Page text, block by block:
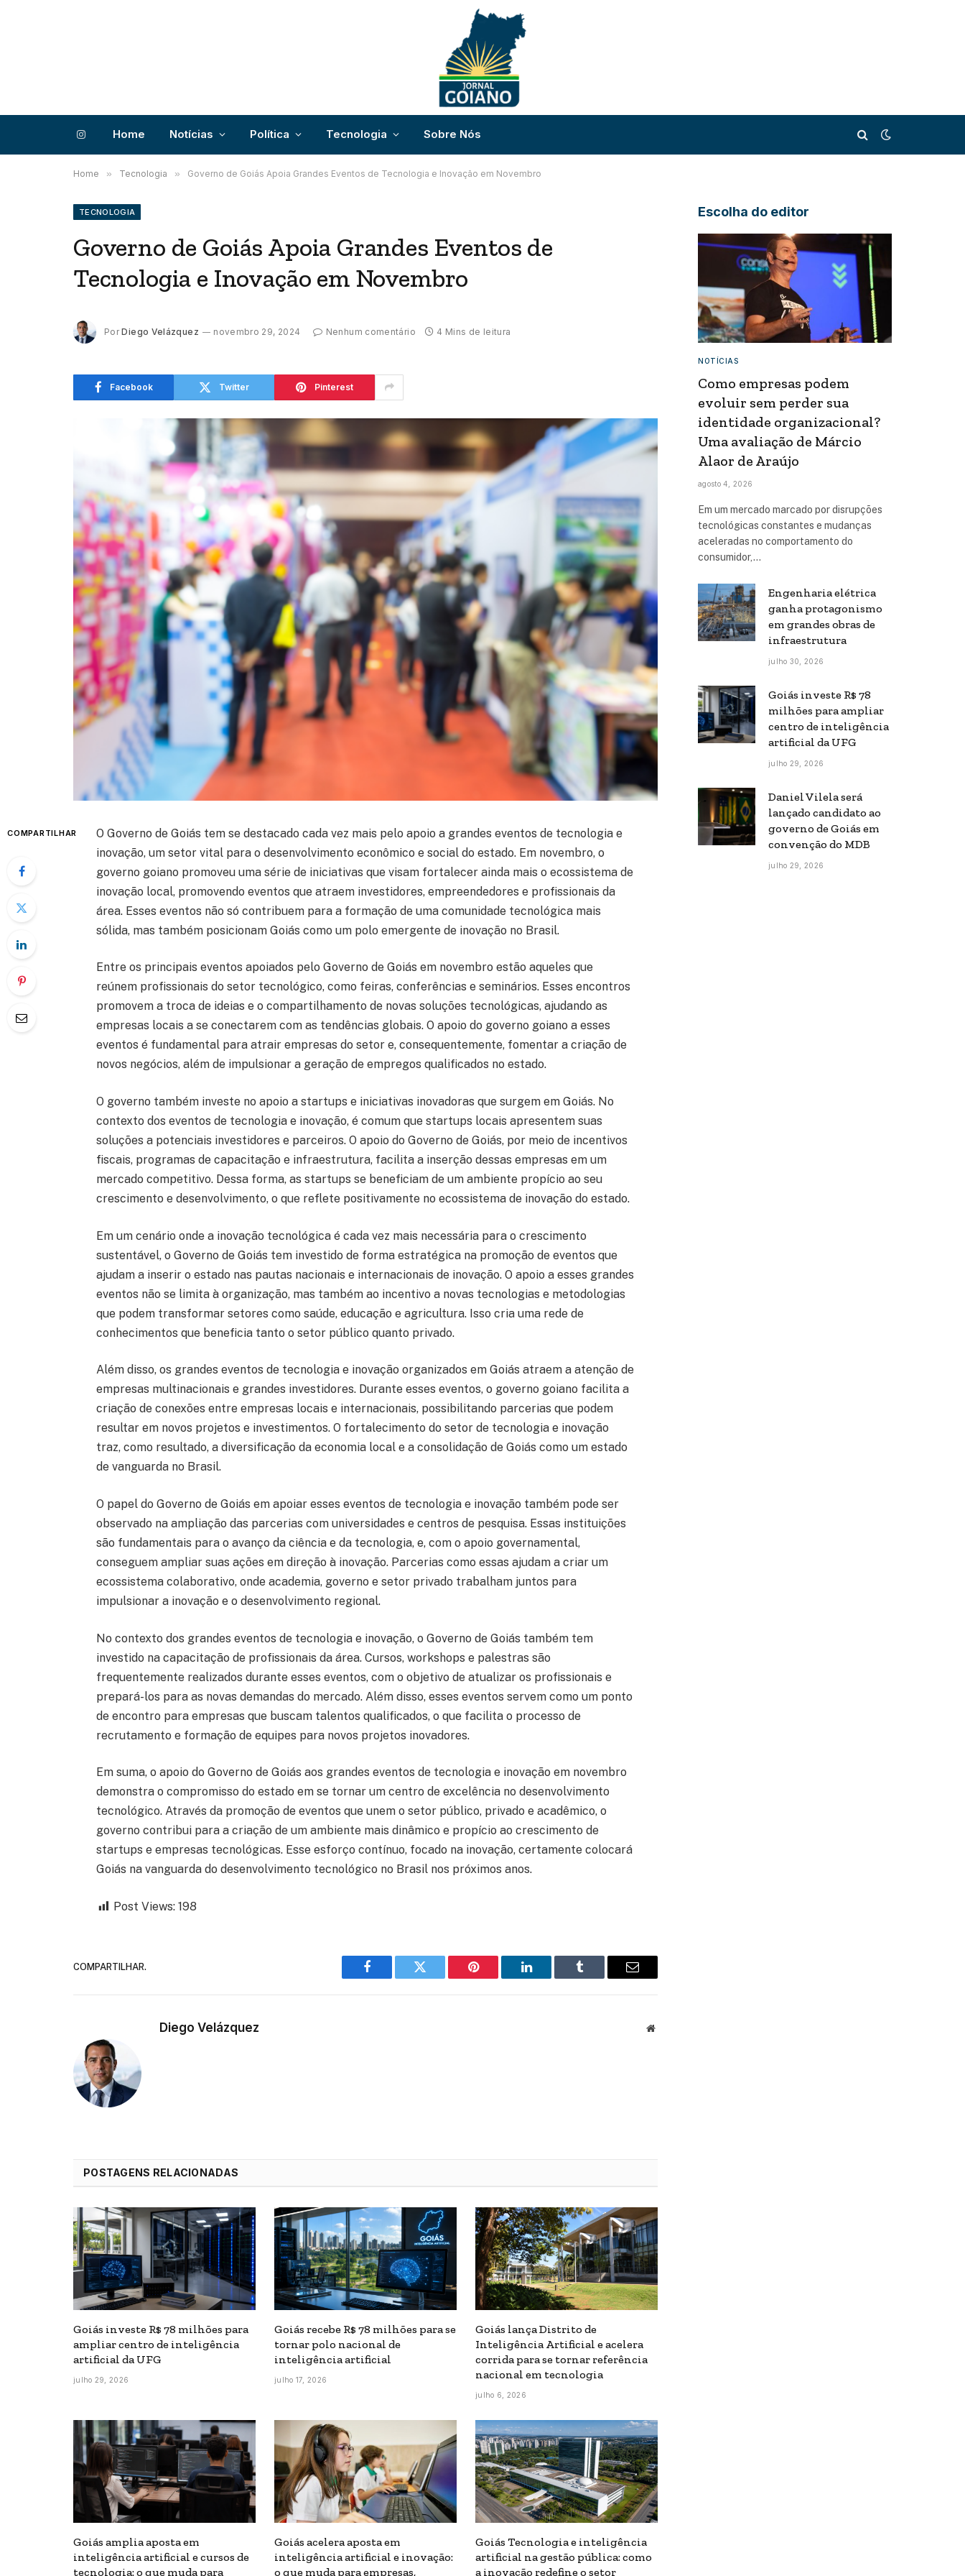
InstagramHome Notícias Política Tecnologia Sobre Nós
Home » Tecnologia » Governo de Goiás Apoia Grandes Eventos de Tecnologia e Inovação em Novembro
TECNOLOGIA
Governo de Goiás Apoia Grandes Eventos de
Tecnologia e Inovação em Novembro
Por Diego Velázquez novembro 29, 2024 Nenhum comentário 4 Mins de leitura
Facebook Twitter Pinterest
COMPARTILHAR
O Governo de Goiás tem se destacado cada vez mais pelo apoio a grandes eventos de tecnologia e
inovação, um setor vital para o desenvolvimento econômico e social do estado. Em novembro, o
governo goiano promoveu uma série de iniciativas que visam fortalecer ainda mais o ecossistema de
inovação local, promovendo eventos que atraem investidores, empreendedores e profissionais da
área. Esses eventos não só contribuem para a formação de uma comunidade tecnológica mais
sólida, mas também posicionam Goiás como um polo emergente de inovação no Brasil.
Entre os principais eventos apoiados pelo Governo de Goiás em novembro estão aqueles que
reúnem profissionais do setor tecnológico, como feiras, conferências e seminários. Esses encontros
promovem a troca de ideias e o compartilhamento de novas soluções tecnológicas, ajudando as
empresas locais a se conectarem com as tendências globais. O apoio do governo goiano a esses
eventos é fundamental para atrair empresas do setor e, consequentemente, fomentar a criação de
novos negócios, além de impulsionar a geração de empregos qualificados no estado.
O governo também investe no apoio a startups e iniciativas inovadoras que surgem em Goiás. No
contexto dos eventos de tecnologia e inovação, é comum que startups locais apresentem suas
soluções a potenciais investidores e parceiros. O apoio do Governo de Goiás, por meio de incentivos
fiscais, programas de capacitação e infraestrutura, facilita a inserção dessas empresas em um
mercado competitivo. Dessa forma, as startups se beneficiam de um ambiente propício ao seu
crescimento e desenvolvimento, o que reflete positivamente no ecossistema de inovação do estado.
Em um cenário onde a inovação tecnológica é cada vez mais necessária para o crescimento
sustentável, o Governo de Goiás tem investido de forma estratégica na promoção de eventos que
ajudam a inserir o estado nas pautas nacionais e internacionais de inovação. O apoio a esses grandes
eventos não se limita à organização, mas também ao incentivo a novas tecnologias e metodologias
que podem transformar setores como saúde, educação e agricultura. Isso cria uma rede de
conhecimentos que beneficia tanto o setor público quanto privado.
Além disso, os grandes eventos de tecnologia e inovação organizados em Goiás atraem a atenção de
empresas multinacionais e grandes investidores. Durante esses eventos, o governo goiano facilita a
criação de conexões entre empresas locais e internacionais, possibilitando parcerias que podem
resultar em novos projetos e investimentos. O fortalecimento do setor de tecnologia e inovação
traz, como resultado, a diversificação da economia local e a consolidação de Goiás como um estado
de vanguarda no Brasil.
O papel do Governo de Goiás em apoiar esses eventos de tecnologia e inovação também pode ser
observado na ampliação das parcerias com universidades e centros de pesquisa. Essas instituições
são fundamentais para o avanço da ciência e da tecnologia, e, com o apoio governamental,
conseguem ampliar suas ações em direção à inovação. Parcerias como essas ajudam a criar um
ecossistema colaborativo, onde academia, governo e setor privado trabalham juntos para
impulsionar a inovação e o desenvolvimento regional.
No contexto dos grandes eventos de tecnologia e inovação, o Governo de Goiás também tem
investido na capacitação de profissionais da área. Cursos, workshops e palestras são
frequentemente realizados durante esses eventos, com o objetivo de atualizar os profissionais e
prepará-los para as novas demandas do mercado. Além disso, esses eventos servem como um ponto
de encontro para empresas que buscam talentos qualificados, o que facilita o processo de
recrutamento e formação de equipes para novos projetos inovadores.
Em suma, o apoio do Governo de Goiás aos grandes eventos de tecnologia e inovação em novembro
demonstra o compromisso do estado em se tornar um centro de excelência no desenvolvimento
tecnológico. Através da promoção de eventos que unem o setor público, privado e acadêmico, o
governo contribui para a criação de um ambiente mais dinâmico e propício ao crescimento de
startups e empresas tecnológicas. Esse esforço contínuo, focado na inovação, certamente colocará
Goiás na vanguarda do desenvolvimento tecnológico no Brasil nos próximos anos.
Post Views: 198
COMPARTILHAR.
Facebook Twitter Pinterest LinkedIn Tumblr Email
Diego Velázquez Website
POSTAGENS RELACIONADAS
Goiás investe R$ 78 milhões para
ampliar centro de inteligência
artificial da UFG
julho 29, 2026
Goiás recebe R$ 78 milhões para se
tornar polo nacional de
inteligência artificial
julho 17, 2026
Goiás lança Distrito de
Inteligência Artificial e acelera
corrida para se tornar referência
nacional em tecnologia
julho 6, 2026
Goiás amplia aposta em
inteligência artificial e cursos de
tecnologia: o que muda para
Goiás acelera aposta em
inteligência artificial e inovação:
o que muda para empresas,
Goiás Tecnologia e inteligência
artificial na gestão pública: como
a inovação redefine o setor
Escolha do editor
NOTÍCIAS
Como empresas podem
evoluir sem perder sua
identidade organizacional?
Uma avaliação de Márcio
Alaor de Araújo
agosto 4, 2026
Em um mercado marcado por disrupções
tecnológicas constantes e mudanças
aceleradas no comportamento do
consumidor,…
Engenharia elétrica
ganha protagonismo
em grandes obras de
infraestrutura
julho 30, 2026
Goiás investe R$ 78
milhões para ampliar
centro de inteligência
artificial da UFG
julho 29, 2026
Daniel Vilela será
lançado candidato ao
governo de Goiás em
convenção do MDB
julho 29, 2026